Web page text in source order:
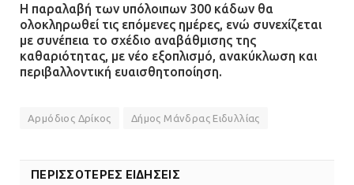
Η παραλαβή των υπόλοιπων 300 κάδων θα
ολοκληρωθεί τις επόμενες ημέρες, ενώ συνεχίζεται
με συνέπεια το σχέδιο αναβάθμισης της
καθαριότητας, με νέο εξοπλισμό, ανακύκλωση και
περιβαλλοντική ευαισθητοποίηση.
Αρμόδιος Δρίκος Δήμος Μάνδρας Ειδυλλίας
ΠΕΡΙΣΣΟΤΕΡΕΣ ΕΙΔΗΣΕΙΣ